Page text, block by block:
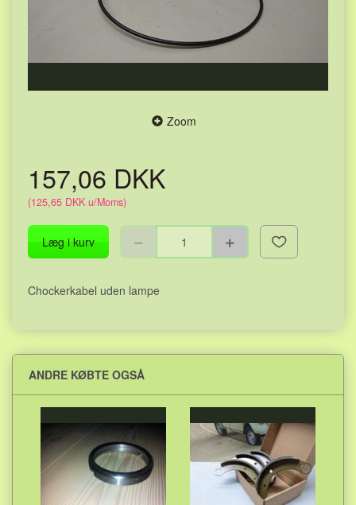
Zoom
157,06 DKK
(125,65 DKK u/Moms)
Læg i kurv
Chockerkabel uden lampe
ANDRE KØBTE OGSÅ